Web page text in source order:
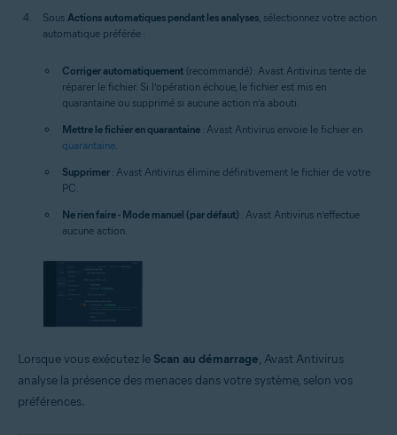
Sous Actions automatiques pendant les analyses , sélectionnez votre action
automatique préférée :
Corriger automatiquement (recommandé) : Avast Antivirus tente de
réparer le fichier. Si l’opération échoue, le fichier est mis en
quarantaine ou supprimé si aucune action n’a abouti.
Mettre le fichier en quarantaine : Avast Antivirus envoie le fichier en
quarantaine
Supprimer : Avast Antivirus élimine définitivement le fichier de votre
PC.
Ne rien faire - Mode manuel (par défaut) : Avast Antivirus n’effectue
aucune action.
Lorsque vous exécutez le Scan au démarrage, Avast Antivirus
analyse la présence des menaces dans votre système, selon vos
préférences.